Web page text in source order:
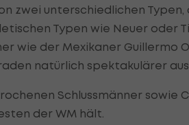
zwei unterschiedlichen Typen,
Typen wie Neuer oder
wie der Mexikaner Guillermo
natürlich spektakulärer
Schlussmänner sowie
der WM hält.